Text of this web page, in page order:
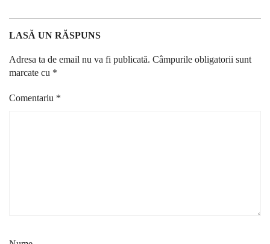
LASĂ UN RĂSPUNS
Adresa ta de email nu va fi publicată. Câmpurile obligatorii sunt
marcate cu *
Comentariu *